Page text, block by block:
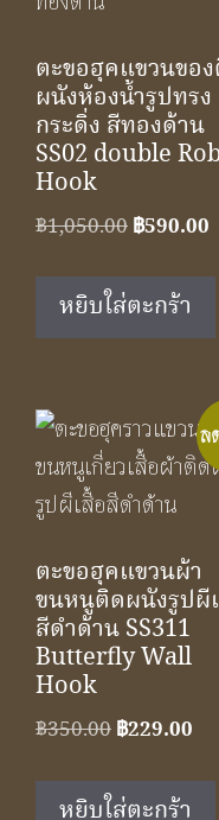
ตะขอฮุคแขวนขอ
ผนังห้องน้ำรูปทรง
กระดิ่ง สีทองด้าน
SS02 double
Hook
฿1,050.00Original
was:
฿1,050.00.
฿590.00
หยิบใส่ตะกร้า
ล
ตะขอฮุคแขวนผ้า
ขนหนูติดผนังรูปผี
สีดำด้าน SS311
Butterfly Wall
Hook
฿350.00Original
was:
฿229.00
is:
หยิบใส่ตะกร้า